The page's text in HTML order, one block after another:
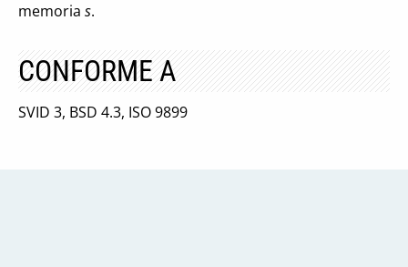
memoria s.
CONFORME A
SVID 3, BSD 4.3, ISO 9899